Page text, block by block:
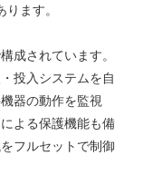
ます。
成されています。
投入システムを自
器の動作を監視
よる保護機能も備
フルセットで制御